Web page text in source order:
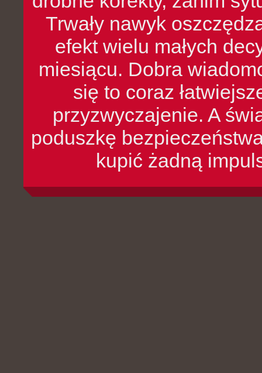
Trwały nawyk
efekt wielu małych
miesiącu. Dobra
się to coraz
przyzwyczajenie. A
poduszkę
kupić żadną